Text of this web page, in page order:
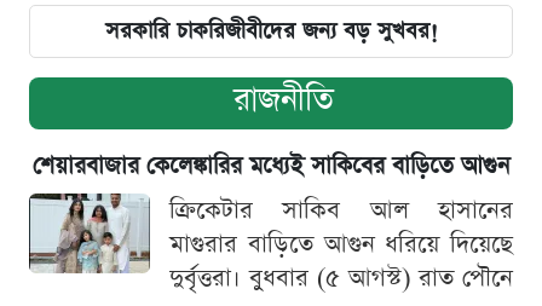
সরকারি চাকরিজীবীদের জন্য বড় সুখবর!
রাজনীতি
শেয়ারবাজার কেলেঙ্কারির মধ্যেই সাকিবের বাড়িতে আগুন
ক্রিকেটার সাকিব আল হাসানের
মাগুরার বাড়িতে আগুন ধরিয়ে দিয়েছে
দুর্বৃত্তরা। বুধবার (৫ আগস্ট) রাত পৌনে